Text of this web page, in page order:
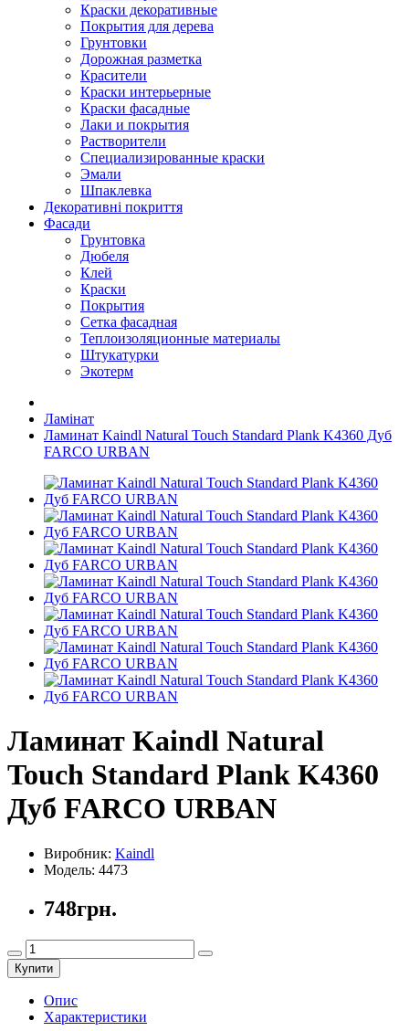
Краски декоративные
Покрытия для дерева
Грунтовки
Дорожная разметка
Красители
Краски интерьерные
Краски фасадные
Лаки и покрытия
Растворители
Специализированные краски
Эмали
Шпаклевка
Декоративні покриття
Фасади
Грунтовка
Дюбеля
Клей
Краски
Покрытия
Сетка фасадная
Теплоизоляционные материалы
Штукатурки
Экотерм
Ламінат
Ламинат Kaindl Natural Touch Standard Plank K4360 Дуб
FARCO URBAN
Ламинат Kaindl Natural
Touch Standard Plank K4360
Дуб FARCO URBAN
Виробник: Kaindl
Модель: 4473
748грн.
Купити
Опис
Характеристики